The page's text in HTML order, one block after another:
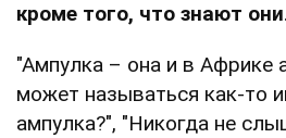
кроме того, что знают они.
"Ампулка – она и в Африке
может называться как-то
ампулка?", "Никогда не